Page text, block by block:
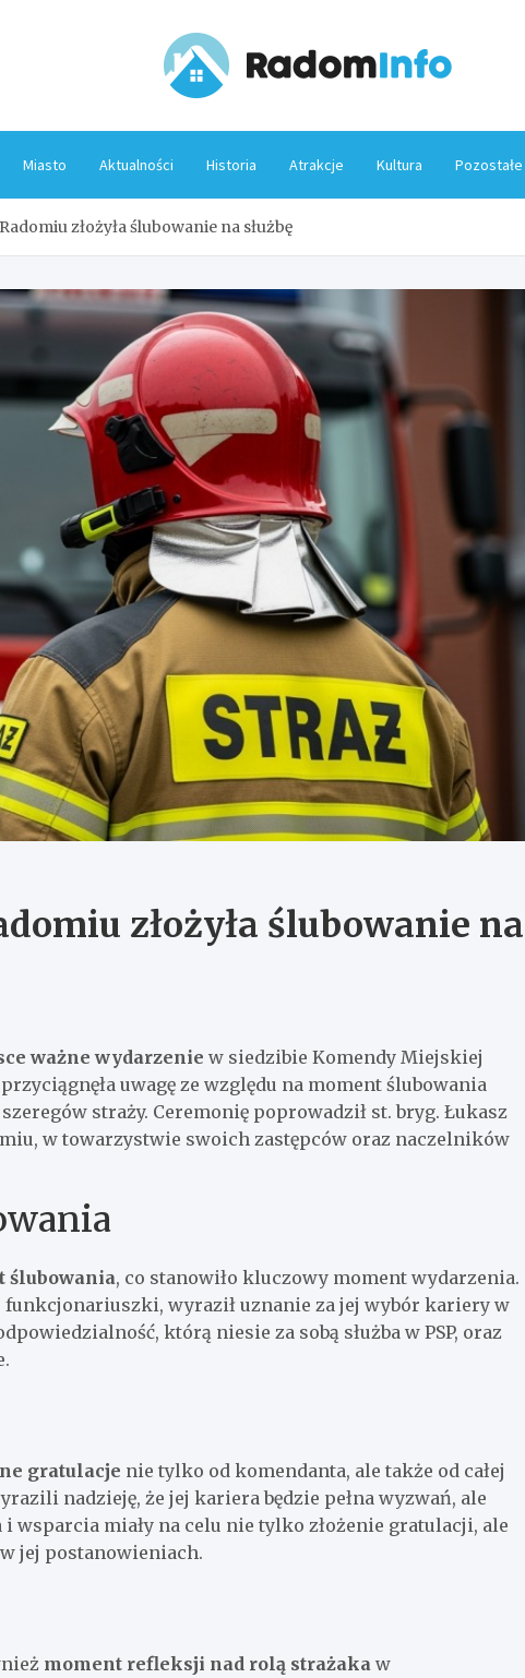
Miasto Aktualności Historia Atrakcje Kultura Pozostałe
złożyła ślubowanie na służbę
złożyła ślubowanie na
ważne wydarzenie w siedzibie Komendy Miejskiej
uwagę ze względu na moment ślubowania
straży. Ceremonię poprowadził st. bryg. Łukasz
w towarzystwie swoich zastępców oraz naczelników
ślubowania, co stanowiło kluczowy moment wydarzenia.
wyraził uznanie za jej wybór kariery w
którą niesie za sobą służba w PSP, oraz
gratulacje nie tylko od komendanta, ale także od całej
nadzieję, że jej kariera będzie pełna wyzwań, ale
wsparcia miały na celu nie tylko złożenie gratulacji, ale
jej postanowieniach.
moment refleksji nad rolą strażaka w